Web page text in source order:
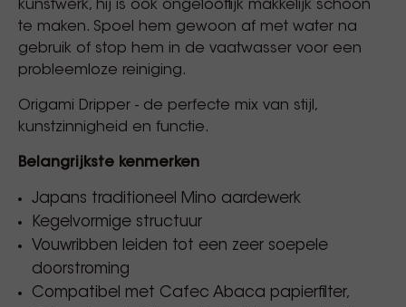
kunstwerk, hij is ook ongelooflijk makkelijk schoon
te maken. Spoel hem gewoon af met water na
gebruik of stop hem in de vaatwasser voor een
probleemloze reiniging.
Origami Dripper - de perfecte mix van stijl,
kunstzinnigheid en functie.
Belangrijkste kenmerken
Japans traditioneel Mino aardewerk
Kegelvormige structuur
Vouwribben leiden tot een zeer soepele
doorstroming
Compatibel met Cafec Abaca papierfilter,